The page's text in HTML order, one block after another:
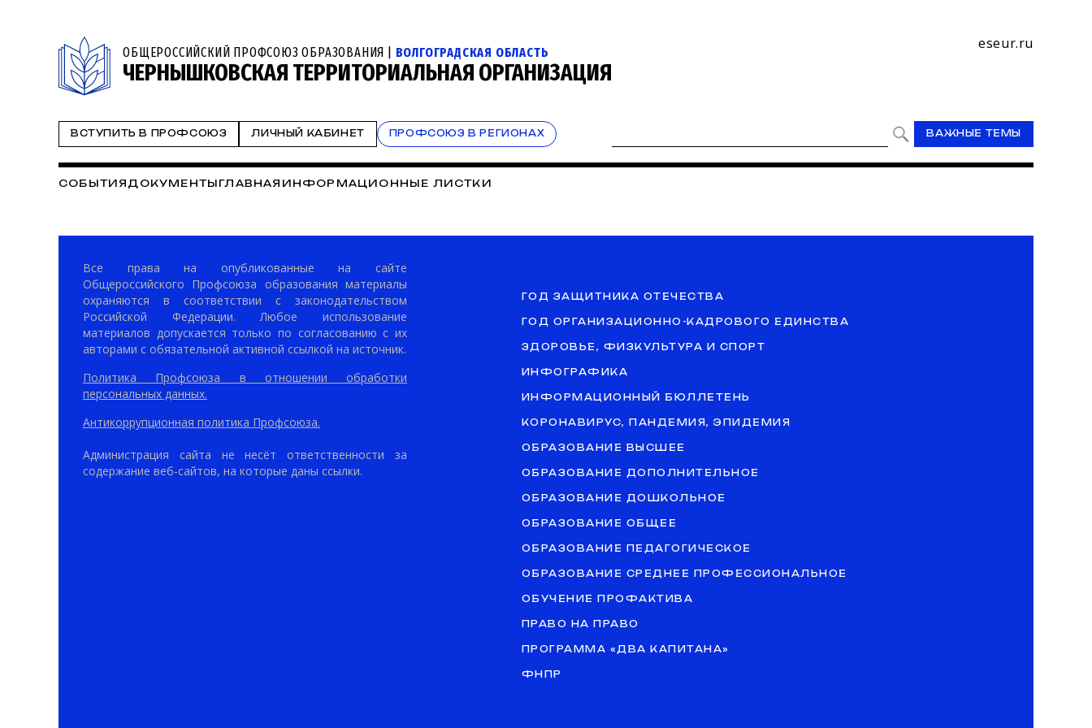
ОБЩЕРОССИЙСКИЙ ПРОФСОЮЗ ОБРАЗОВАНИЯ | ВОЛГОГРАДСКАЯ ОБЛАСТЬ
ЧЕРНЫШКОВСКАЯ ТЕРРИТОРИАЛЬНАЯ ОРГАНИЗАЦИЯ
eseur.ru
ВСТУПИТЬ В ПРОФСОЮЗ ЛИЧНЫЙ КАБИНЕТ ПРОФСОЮЗ В РЕГИОНАХ ВАЖНЫЕ ТЕМЫ
СОБЫТИЯ ДОКУМЕНТЫ ГЛАВНАЯ ИНФОРМАЦИОННЫЕ ЛИСТКИ
Все права на опубликованные на сайте
Общероссийского Профсоюза образования материалы
охраняются в соответствии с законодательством
Российской Федерации. Любое использование
материалов допускается только по согласованию с их
авторами с обязательной активной ссылкой на источник.
Политика Профсоюза в отношении обработки
персональных данных.
Антикоррупционная политика Профсоюза.
Администрация сайта не несёт ответственности за
содержание веб-сайтов, на которые даны ссылки.
ГОД ЗАЩИТНИКА ОТЕЧЕСТВА
ГОД ОРГАНИЗАЦИОННО-КАДРОВОГО ЕДИНСТВА
ЗДОРОВЬЕ, ФИЗКУЛЬТУРА И СПОРТ
ИНФОГРАФИКА
ИНФОРМАЦИОННЫЙ БЮЛЛЕТЕНЬ
КОРОНАВИРУС, ПАНДЕМИЯ, ЭПИДЕМИЯ
ОБРАЗОВАНИЕ ВЫСШЕЕ
ОБРАЗОВАНИЕ ДОПОЛНИТЕЛЬНОЕ
ОБРАЗОВАНИЕ ДОШКОЛЬНОЕ
ОБРАЗОВАНИЕ ОБЩЕЕ
ОБРАЗОВАНИЕ ПЕДАГОГИЧЕСКОЕ
ОБРАЗОВАНИЕ СРЕДНЕЕ ПРОФЕССИОНАЛЬНОЕ
ОБУЧЕНИЕ ПРОФАКТИВА
ПРАВО НА ПРАВО
ПРОГРАММА «ДВА КАПИТАНА»
ФНПР